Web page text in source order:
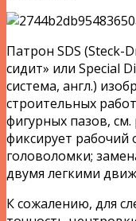
Патрон SDS (Steck-
сидит» или Special
система, англ.)
строительных
фигурных пазов,
фиксирует рабочий
головоломки;
двумя легкими
К сожалению, для